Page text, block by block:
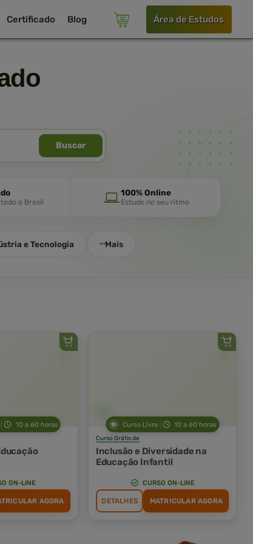
Certificado Blog Área de Estudos
Buscar
o Brasil
100% Online
Estude no seu ritmo
e Tecnologia Mais
10 a 60 horas
ON-LINE
AGORA
Curso Livre 10 a 60 horas
Curso Grátis de
Inclusão e Diversidade na
Educação Infantil
CURSO ON-LINE
DETALHES MATRICULAR AGORA